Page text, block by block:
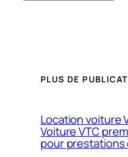
PLUS DE
Location voiture
Voiture VTC
pour prestations